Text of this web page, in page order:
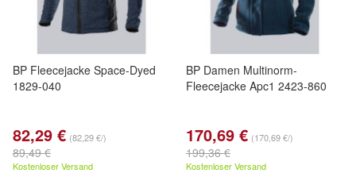
BP Fleecejacke Space-Dyed
1829-040
82,29 € (82,29 €/)
89,49 €
Kostenloser Versand
BP Damen Multinorm-
Fleecejacke Apc1 2423-860
170,69 € (170,69 €/)
199,36 €
Kostenloser Versand